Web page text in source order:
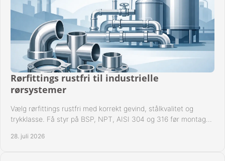
Rørfittings rustfri til industrielle
rørsystemer
Vælg rørfittings rustfri med korrekt gevind, stålkvalitet og
trykklasse. Få styr på BSP, NPT, AISI 304 og 316 før montage
28. juli 2026